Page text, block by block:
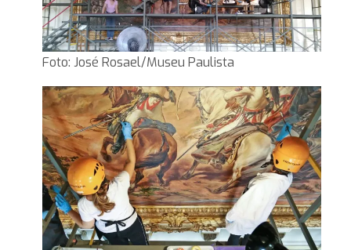
Foto: José Rosael/Museu Paulista